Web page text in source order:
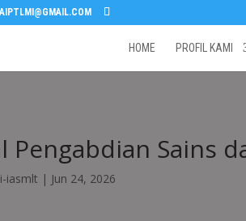
HOME PROFIL KAMI
Pengabdian Sains
iasmlt | Jun 24, 2026